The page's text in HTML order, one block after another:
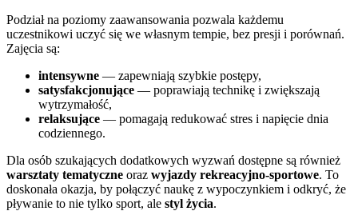
Podział na poziomy zaawansowania pozwala każdemu
uczestnikowi uczyć się we własnym tempie, bez presji i porównań.
Zajęcia są:
intensywne — zapewniają szybkie postępy,
satysfakcjonujące — poprawiają technikę i zwiększają
wytrzymałość,
relaksujące — pomagają redukować stres i napięcie dnia
codziennego.
Dla osób szukających dodatkowych wyzwań dostępne są również
warsztaty tematyczne oraz wyjazdy rekreacyjno-sportowe. To
doskonała okazja, by połączyć naukę z wypoczynkiem i odkryć, że
pływanie to nie tylko sport, ale styl życia.